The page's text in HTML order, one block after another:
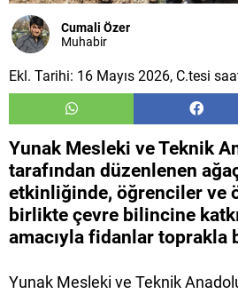
Cumali Özer
Muhabir
Ekl. Tarihi: 16 Mayıs 2026, C.tesi
Yunak Mesleki ve Teknik
tarafından düzenlenen
etkinliğinde, öğrenciler ve
birlikte çevre bilincine
amacıyla fidanlar toprakla
Yunak Mesleki ve Teknik